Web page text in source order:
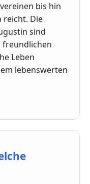
bis hin
reicht. Die
sind
freundlichen
Leben
lebenswerten